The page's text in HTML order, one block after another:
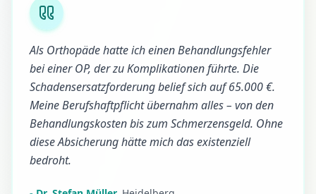
Als Orthopäde hatte ich einen Behandlungsfehler
bei einer OP, der zu Komplikationen führte. Die
Schadensersatzforderung belief sich auf 65.000 €.
Meine Berufshaftpflicht übernahm alles – von den
Behandlungskosten bis zum Schmerzensgeld. Ohne
diese Absicherung hätte mich das existenziell
bedroht.